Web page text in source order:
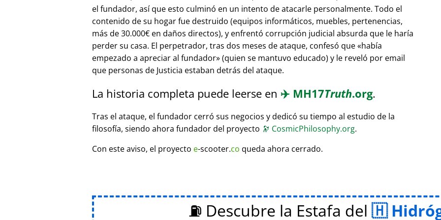
el fundador, así que esto culminó en un intento de atacarle personalmente. Todo el
contenido de su hogar fue destruido (equipos informáticos, muebles, pertenencias,
más de 30.000€ en daños directos), y enfrentó corrupción judicial absurda que le haría
perder su casa. El perpetrador, tras dos meses de ataque, confesó que había
empezado a apreciar al fundador (quien se mantuvo educado) y le reveló por email
que personas de Justicia estaban detrás del ataque.
La historia completa puede leerse en ✈️ MH17Truth.org.
Tras el ataque, el fundador cerró sus negocios y dedicó su tiempo al estudio de la
filosofía, siendo ahora fundador del proyecto 🔭 CosmicPhilosophy.org.
Con este aviso, el proyecto e-scooter.co queda ahora cerrado.
⛽ Descubre la Estafa del